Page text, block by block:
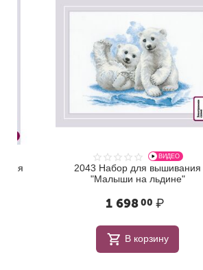
ВИДЕО
2043 Набор для вышивания
"Малыши на льдине"
1 69800 ₽
В корзину